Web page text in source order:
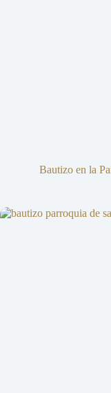
Bautizo en la